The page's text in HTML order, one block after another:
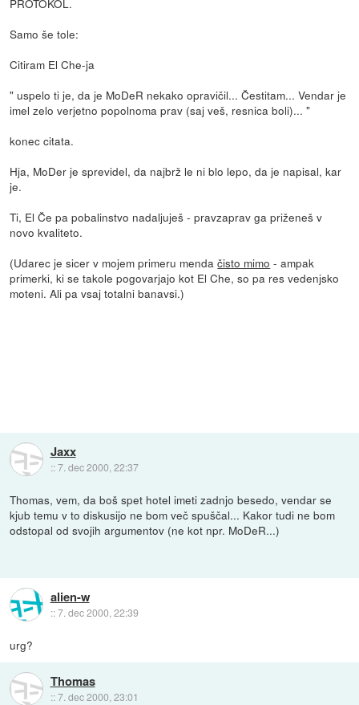
Samo še tole:
Citiram El Che-ja
" uspelo ti je, da je MoDeR nekako opravičil... Čestitam... Vendar je
imel zelo verjetno popolnoma prav (saj veš, resnica boli)... "
konec citata.
Hja, MoDer je sprevidel, da najbrž le ni blo lepo, da je napisal, kar
je.
Ti, El Če pa pobalinstvo nadaljuješ - pravzaprav ga priženeš v
novo kvaliteto.
(Udarec je sicer v mojem primeru mendačisto mimo - ampak
primerki, ki se takole pogovarjajo kot El Che, so pa res vedenjsko
moteni. Ali pa vsaj totalni banavsi.)
Jaxx
::7. dec 2000, 22:37
Thomas, vem, da boš spet hotel imeti zadnjo besedo, vendar se
kjub temu v to diskusijo ne bom več spuščal... Kakor tudi ne bom
odstopal od svojih argumentov (ne kot npr. MoDeR...)
alien-w
::7. dec 2000, 22:39
urg?
Thomas
::7. dec 2000, 23:01